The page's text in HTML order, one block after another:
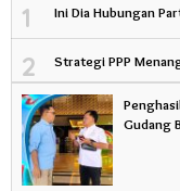
1 Ini Dia Hubungan
2 Strategi PPP
Gudang